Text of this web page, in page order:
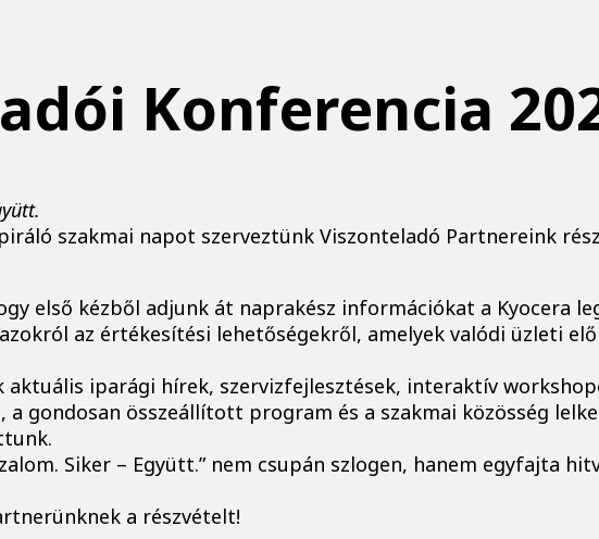
Konferencia
szakmai napot szerveztünk Viszonteladó Partnereink
első kézből adjunk át naprakész információkat a Kyocera
az értékesítési lehetőségekről, amelyek valódi üzleti
iparági hírek, szervizfejlesztések, interaktív
gondosan összeállított program és a szakmai közösség
Siker – Együtt.” nem csupán szlogen, hanem egyfajta
a részvételt!